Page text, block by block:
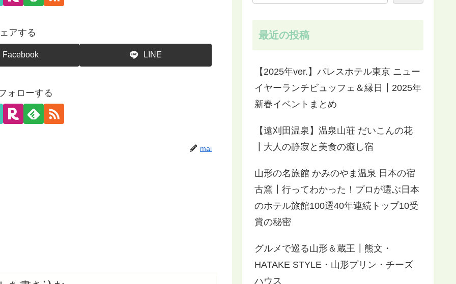
アする
Facebook LINE
ォローする
mai
最近の投稿
【2025年ver.】パレスホテル東京 ニュー
イヤーランチビュッフェ＆縁日┃2025年
新春イベントまとめ
【遠刈田温泉】温泉山荘 だいこんの花
┃大人の静寂と美食の癒し宿
山形の名旅館 かみのやま温泉 日本の宿
古窯┃行ってわかった！プロが選ぶ日本
のホテル旅館100選40年連続トップ10受
賞の秘密
グルメで巡る山形＆蔵王┃熊文・
HATAKE STYLE・山形プリン・チーズ
ハウス